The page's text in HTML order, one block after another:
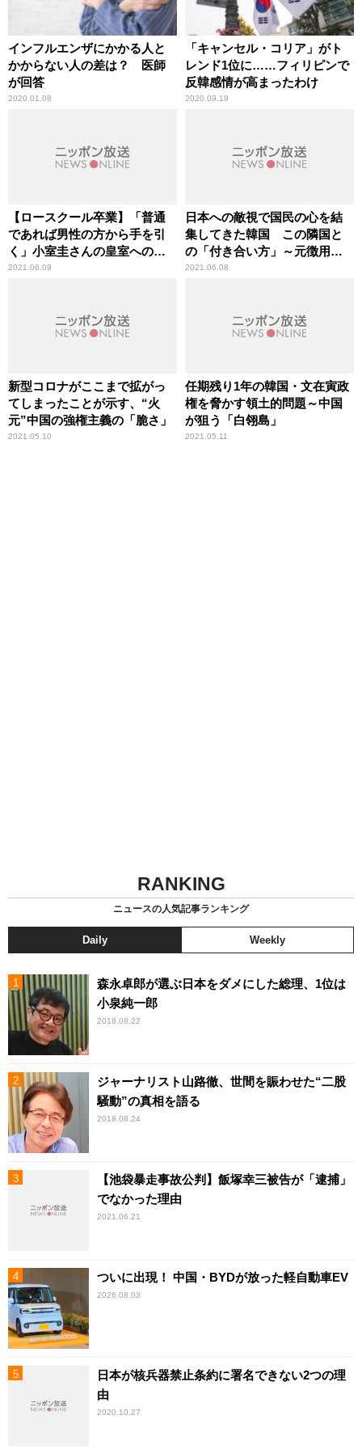
インフルエンザにかかる人と
かからない人の差は？ 医師
が回答
2020.01.08
「キャンセル・コリア」がト
レンド1位に……フィリピンで
反韓感情が高まったわけ
2020.09.19
【ロースクール卒業】「普通
であれば男性の方から手を引
く」小室圭さんの皇室への畏
敬・愛情の乏しさを竹田恒泰
2021.06.09
日本への敵視で国民の心を結
集してきた韓国 この隣国と
の「付き合い方」～元徴用工
訴訟で日本企業への請求を却
2021.06.08
新型コロナがここまで拡がっ
てしまったことが示す、“火
元”中国の強権主義の「脆さ」
2021.05.10
任期残り1年の韓国・文在寅政
権を脅かす領土的問題～中国
が狙う「白翎島」
2021.05.11
RANKING
ニュースの人気記事ランキング
Daily Weekly
森永卓郎が選ぶ日本をダメにした総理、1位は
小泉純一郎
2018.08.22
ジャーナリスト山路徹、世間を賑わせた“二股
騒動”の真相を語る
2018.08.24
【池袋暴走事故公判】飯塚幸三被告が「逮捕」
でなかった理由
2021.06.21
ついに出現！ 中国・BYDが放った軽自動車EV
2026.08.03
日本が核兵器禁止条約に署名できない2つの理
由
2020.10.27